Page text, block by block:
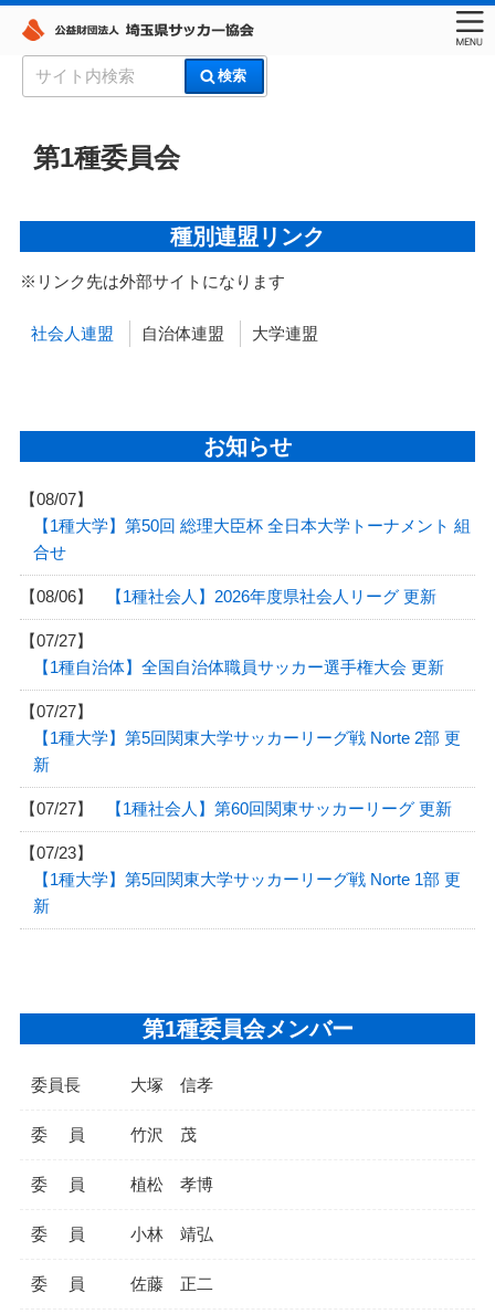
索:
検索
第1種委員会
種別連盟リンク
※リンク先は外部サイトになります
社会人連盟 自治体連盟 大学連盟
お知らせ
【08/07】
【1種大学】第50回 総理⼤⾂杯 全⽇本⼤学トーナメント 組
合せ
【08/06】 【1種社会人】2026年度県社会人リーグ 更新
【07/27】
【1種自治体】全国自治体職員サッカー選手権大会 更新
【07/27】
【1種大学】第5回関東大学サッカーリーグ戦 Norte 2部 更
新
【07/27】 【1種社会人】第60回関東サッカーリーグ 更新
【07/23】
【1種大学】第5回関東大学サッカーリーグ戦 Norte 1部 更
新
第1種委員会メンバー
委員長 大塚 信孝
委 員 竹沢 茂
委 員 植松 孝博
委 員 小林 靖弘
委 員 佐藤 正二